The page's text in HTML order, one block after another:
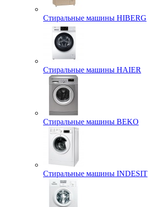
Стиральные машины HIBERG
Стиральные машины HAIER
Стиральные машины BEKO
Стиральные машины INDESIT